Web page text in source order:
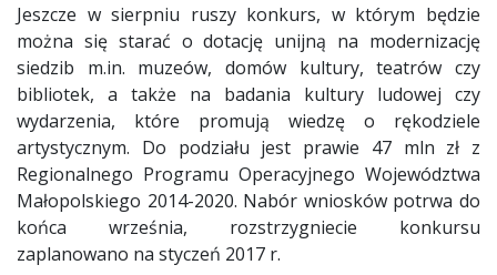
Jeszcze w sierpniu ruszy konkurs, w którym będzie
można się starać o dotację unijną na modernizację
siedzib m.in. muzeów, domów kultury, teatrów czy
bibliotek, a także na badania kultury ludowej czy
wydarzenia, które promują wiedzę o rękodziele
artystycznym. Do podziału jest prawie 47 mln zł z
Regionalnego Programu Operacyjnego Województwa
Małopolskiego 2014-2020. Nabór wniosków potrwa do
końca września, rozstrzygniecie konkursu
zaplanowano na styczeń 2017 r.